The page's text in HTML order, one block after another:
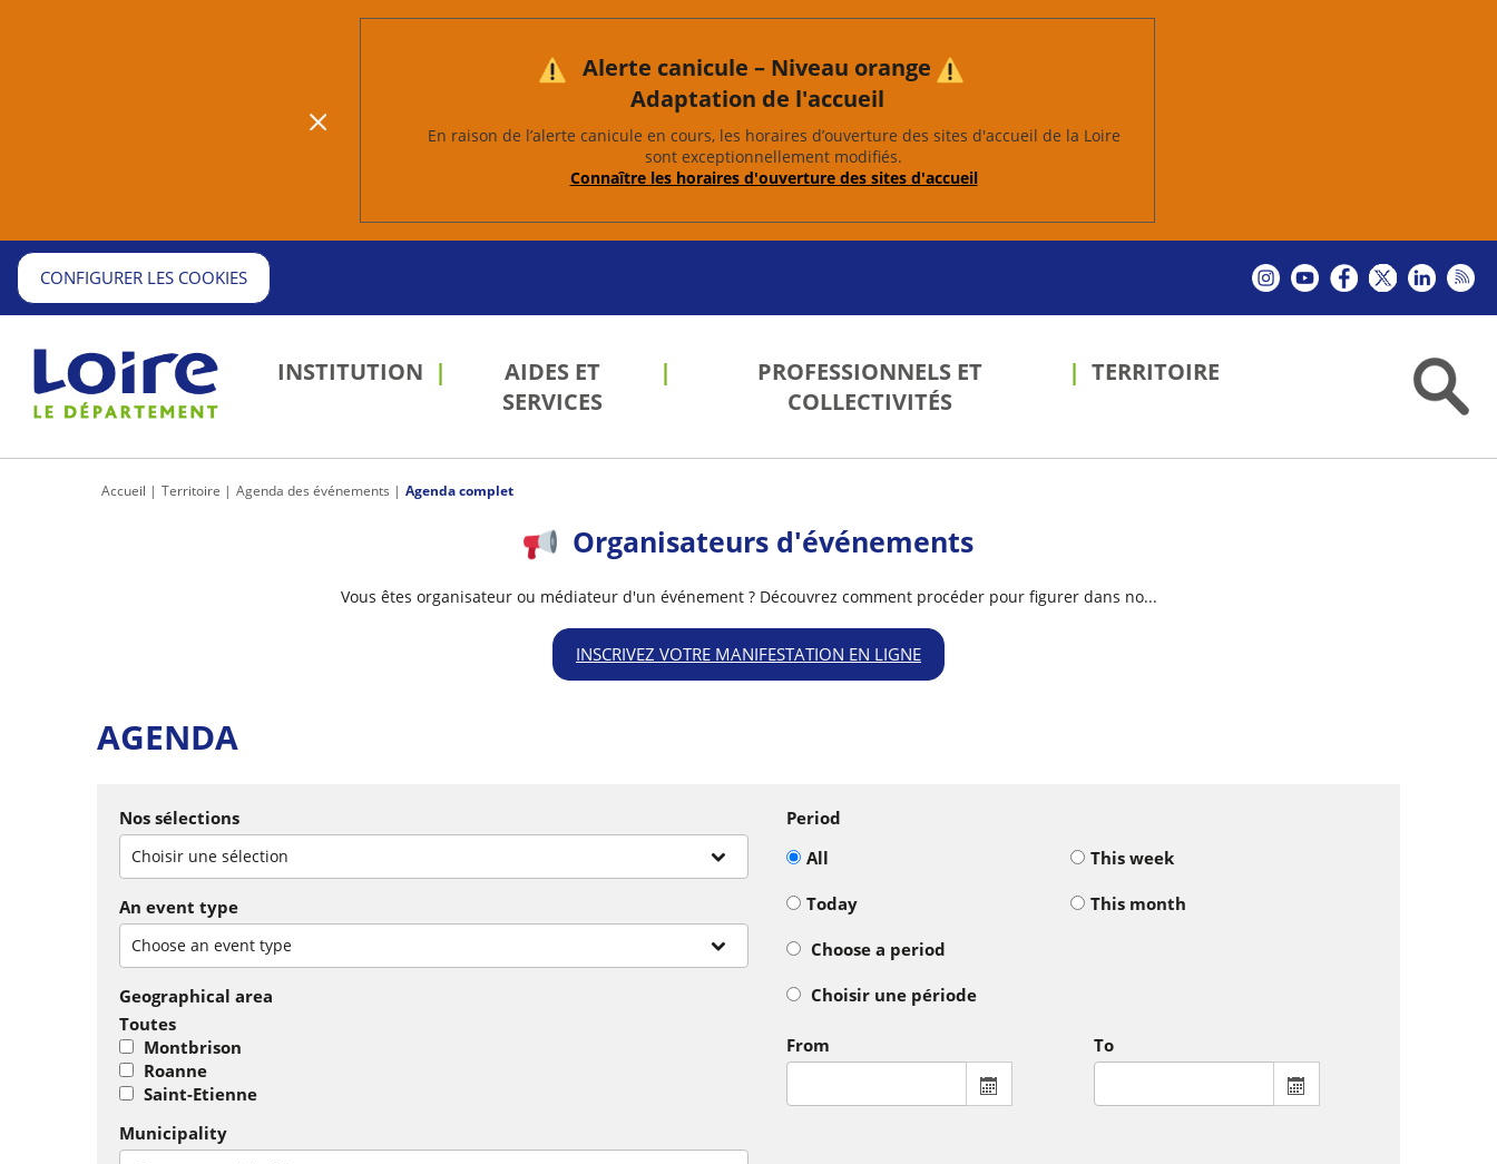
Alerte canicule – Niveau orange
Adaptation de l'accueil
En raison de l’alerte canicule en cours, les horaires d’ouverture des sites d'accueil de la Loire
sont exceptionnellement modifiés.
Connaître les horaires d'ouverture des sites d'accueil
CONFIGURER LES COOKIES
INSTITUTION
AIDES ET
SERVICES
PROFESSIONNELS ET
COLLECTIVITÉS
TERRITOIRE
Accueil Territoire Agenda des événements Agenda complet
Organisateurs d'événements
Vous êtes organisateur ou médiateur d'un événement ? Découvrez comment procéder pour figurer dans no...
INSCRIVEZ VOTRE MANIFESTATION EN LIGNE
AGENDA
Nos sélections
Choisir une sélection
An event type
Choose an event type
Geographical area
Toutes
Montbrison
Roanne
Saint-Etienne
Municipality
Period
All
This week
Today This month
Choose a period
Choisir une période
From
From : display the calendar to select a date - this calendar is not
To